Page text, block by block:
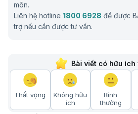
môn.
Liên hệ hotline 1800 6928 để được
trợ nếu cần được tư vấn.
Bài viết có hữu ích
Thất vọng
Không hữu
ích
Bình
thường